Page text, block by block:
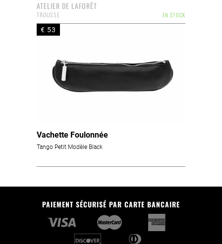
ATELIER DE LAFORÊT
EN STOCK
TROUSSE
€ 53
Vachette Foulonnée
Tango Petit Modèle Black
PAIEMENT SÉCURISÉ PAR CARTE BANCAIRE